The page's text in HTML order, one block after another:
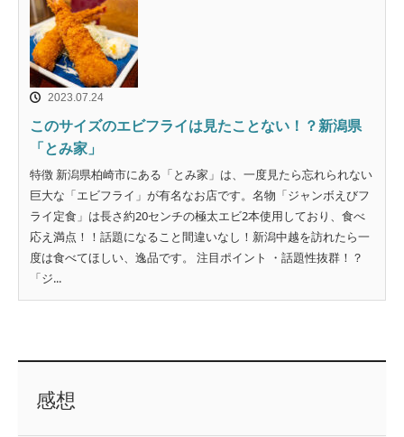
2023.07.24
このサイズのエビフライは見たことない！？新潟県
「とみ家」
特徴 新潟県柏崎市にある「とみ家」は、一度見たら忘れられない
巨大な「エビフライ」が有名なお店です。名物「ジャンボえびフ
ライ定食」は長さ約20センチの極太エビ2本使用しており、食べ
応え満点！！話題になること間違いなし！新潟中越を訪れたら一
度は食べてほしい、逸品です。 注目ポイント ・話題性抜群！？
「ジ...
感想